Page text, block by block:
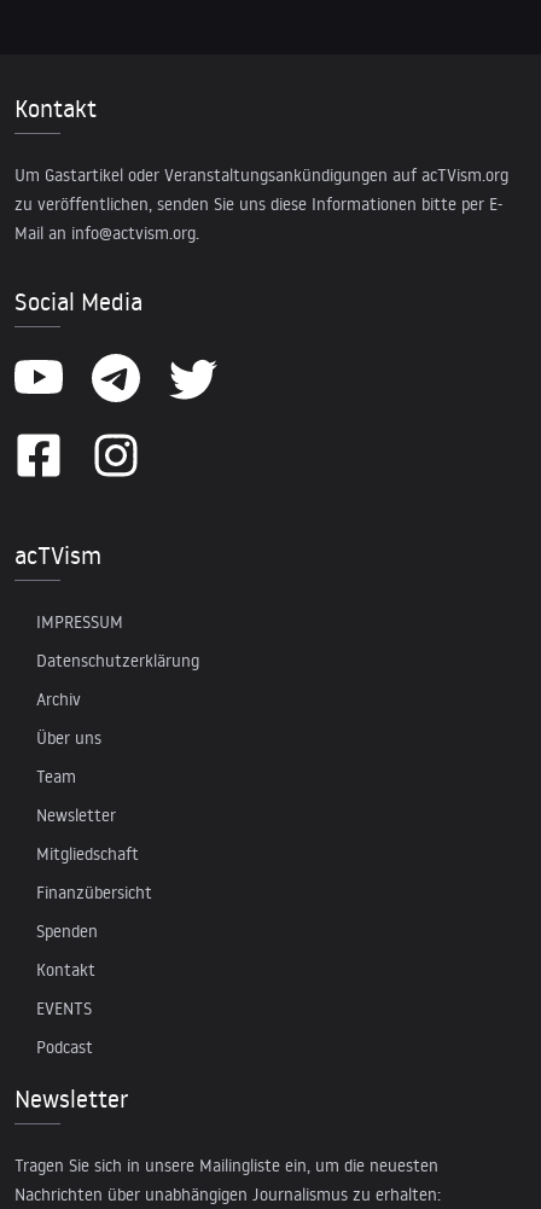
Kontakt
Um Gastartikel oder Veranstaltungsankündigungen auf acTVism.org
zu veröffentlichen, senden Sie uns diese Informationen bitte per E-
Mail an info@actvism.org
Social Media
acTVism
IMPRESSUM
Datenschutzerklärung
Archiv
Über uns
Team
Newsletter
Mitgliedschaft
Finanzübersicht
Spenden
Kontakt
EVENTS
Podcast
Newsletter
Tragen Sie sich in unsere Mailingliste ein, um die neuesten
Nachrichten über unabhängigen Journalismus zu erhalten: